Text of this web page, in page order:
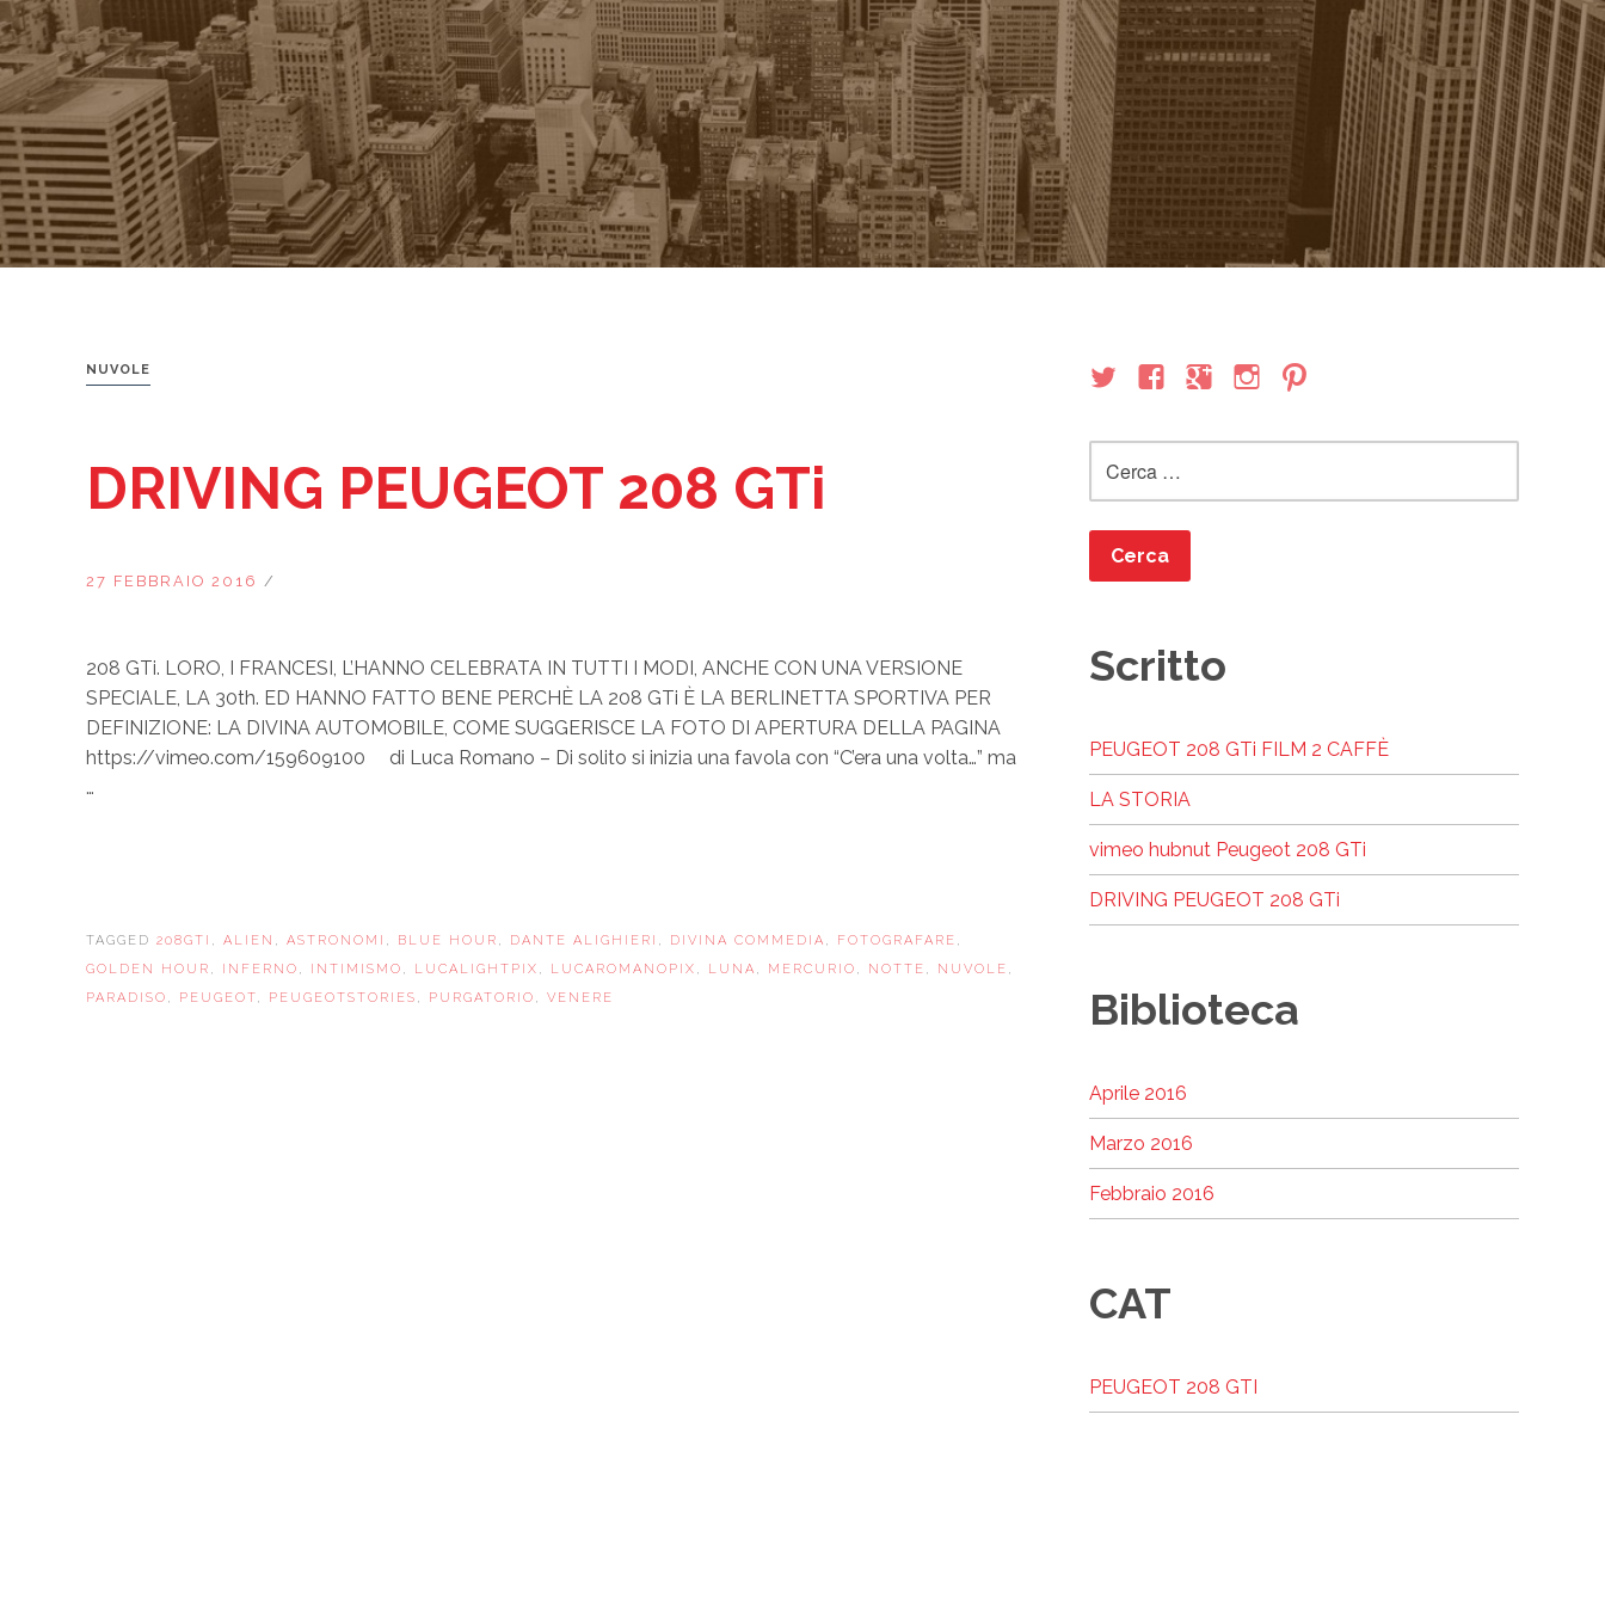
NUVOLE
DRIVING PEUGEOT 208 GTi
27 FEBBRAIO 2016 /
208 GTi. LORO, I FRANCESI, L’HANNO CELEBRATA IN TUTTI I MODI, ANCHE CON UNA VERSIONE
SPECIALE, LA 30th. ED HANNO FATTO BENE PERCHÈ LA 208 GTi È LA BERLINETTA SPORTIVA PER
DEFINIZIONE: LA DIVINA AUTOMOBILE, COME SUGGERISCE LA FOTO DI APERTURA DELLA PAGINA
https://vimeo.com/159609100 di Luca Romano – Di solito si inizia una favola con “C’era una volta…” ma
…
TAGGED 208GTI , ALIEN , ASTRONOMI , BLUE HOUR , DANTE ALIGHIERI , DIVINA COMMEDIA , FOTOGRAFARE ,
GOLDEN HOUR , INFERNO , INTIMISMO , LUCALIGHTPIX , LUCAROMANOPIX , LUNA , MERCURIO , NOTTE , NUVOLE ,
PARADISO , PEUGEOT, PEUGEOTSTORIES , PURGATORIO , VENERE
per:
Scritto
PEUGEOT 208 GTi FILM 2 CAFFÈ
LA STORIA
vimeo hubnut Peugeot 208 GTi
DRIVING PEUGEOT 208 GTi
Biblioteca
Aprile 2016
Marzo 2016
Febbraio 2016
CAT
PEUGEOT 208 GTI